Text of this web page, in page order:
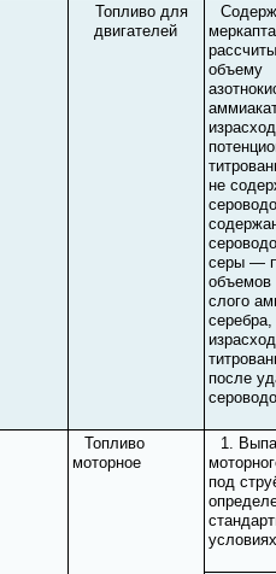
Топливо для
двигателей
объему
не
серы —
объемов
слого
серебра,
после
Топливо
моторное
1.
под
условиях